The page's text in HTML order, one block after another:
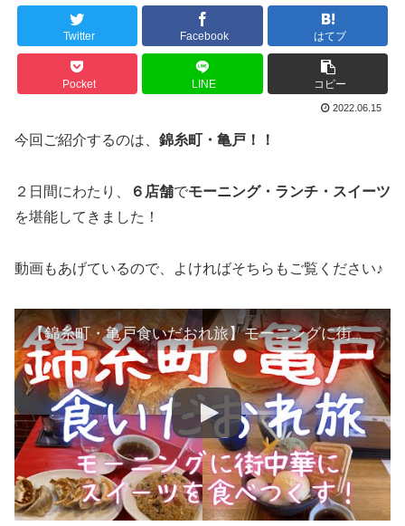
Twitter Facebook はてブ
Pocket LINE コピー
2022.06.15
今回ご紹介するのは、 錦糸町・亀戸！！
２日間にわたり、 ６店舗でモーニング・ランチ・スイーツ
を堪能してきました！
動画もあげているので、よければそちらもご覧ください♪
【錦糸町・亀戸食いだおれ旅】モーニングに街中華にスイーツを食べつくす！